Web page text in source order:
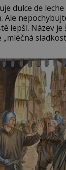
dulce de
Ale
lepší. Název je